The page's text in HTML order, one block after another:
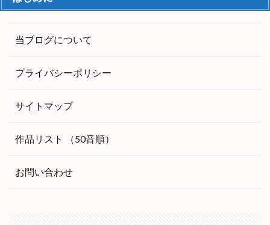
当ブログについて
プライバシーポリシー
サイトマップ
作品リスト （50音順）
お問い合わせ